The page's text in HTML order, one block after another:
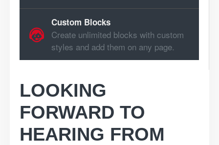
Custom Blocks
Create unlimited blocks with custom
styles and add them on any page.
LOOKING
FORWARD TO
HEARING FROM